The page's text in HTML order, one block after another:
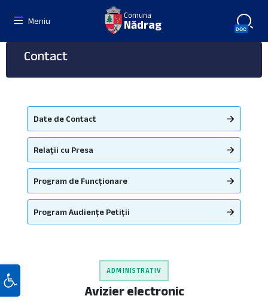
Deschide bara de unelte
Meniu
Comuna
Nădrag
Contact
Date de Contact
Relații cu Presa
Program de Funcționare
Program Audiențe Petiții
ADMINISTRATIV
Avizier electronic